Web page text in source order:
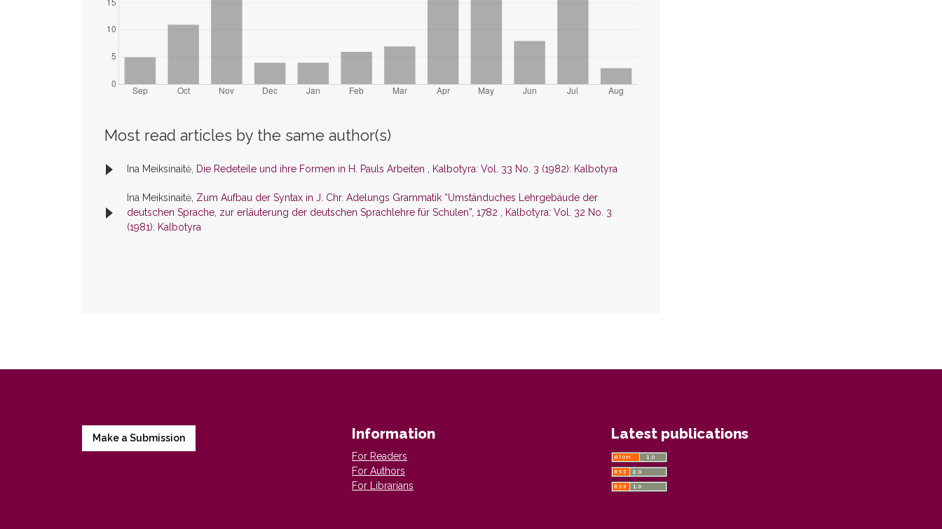
Most read articles by the same author(s)
Ina Meiksinaitė, Die Redeteile und ihre Formen in H. Pauls Arbeiten , Kalbotyra: Vol. 33 No. 3 (1982): Kalbotyra
Ina Meiksinaitė, Zum Aufbau der Syntax in J. Chr. Adelungs Grammatik “Umständuches Lehrgebäude der
deutschen Sprache, zur erläuterung der deutschen Sprachlehre für Schulen”, 1782 , Kalbotyra: Vol. 32 No. 3
(1981): Kalbotyra
Make a Submission Information
For Readers
For Authors
For Librarians
Latest publications